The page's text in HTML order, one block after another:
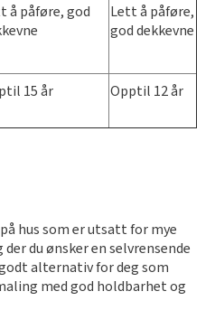
å påføre, god
Lett å påføre,
god dekkevne
15 år Opptil 12 år
hus som er utsatt for mye
du ønsker en selvrensende
alternativ for deg som
med god holdbarhet og